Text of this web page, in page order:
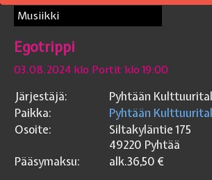
Musiikki
Egotrippi
03.08.2024 klo Portit klo 19:00
Järjestäjä:
Pyhtään
Paikka:
Pyhtään
Osoite:
Siltakyläntie 175
49220 Pyhtää
Pääsymaksu:
alk.36,50 €